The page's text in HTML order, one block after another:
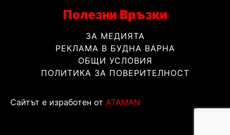
Полезни Връзки
ЗА МЕДИЯТА
РЕКЛАМА В БУДНА ВАРНА
ОБЩИ УСЛОВИЯ
ПОЛИТИКА ЗА ПОВЕРИТЕЛНОСТ
Сайтът е изработен от ATAMAN